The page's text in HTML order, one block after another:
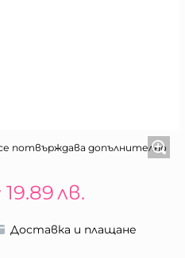
потвърждава допълнително
19.89лв.
Доставка и плащане